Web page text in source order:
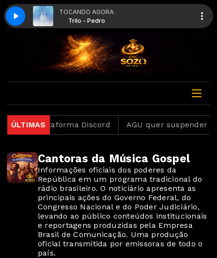
TOCANDO AGORA
- Pedro Trilo - Pedro
ÚLTIMASplataforma Discord AGU quer suspender a
Cantoras da Música Gospel
Informações oficiais dos poderes da
República em um programa tradicional do
rádio brasileiro. O noticiário apresenta as
principais ações do Governo Federal, do
Congresso Nacional e do Poder Judiciário,
levando ao público conteúdos institucionais
e reportagens produzidas pela Empresa
Brasil de Comunicação. Uma produção
oficial transmitida por emissoras de todo o
país.